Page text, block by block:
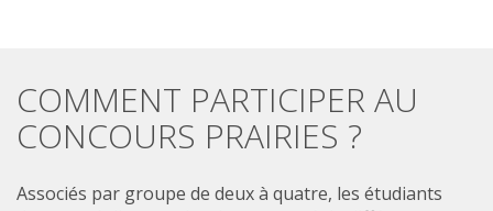
COMMENT PARTICIPER AU
CONCOURS PRAIRIES ?
Associés par groupe de deux à quatre, les étudiants